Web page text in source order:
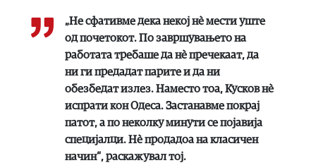
„Не сфативме дека некој нè мести уште
од почетокот. По завршувањето на
работата требаше да нè пречекаат, да
ни ги предадат парите и да ни
обезбедат излез. Наместо тоа, Кусков нè
испрати кон Одеса. Застанавме покрај
патот, а по неколку минути се појавија
специјалци. Нè продадоа на класичен
начин“, раскажувал тој.